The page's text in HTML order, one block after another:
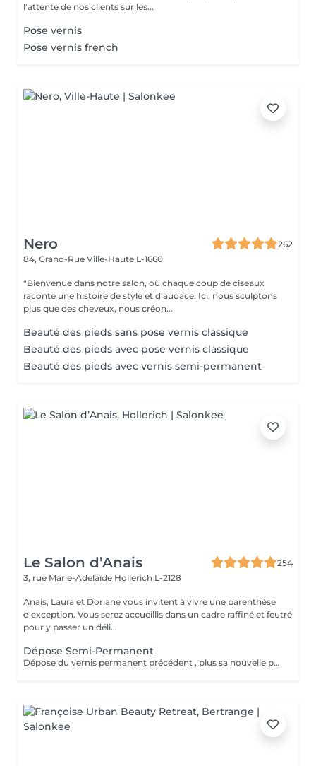
l'attente de nos clients sur les...
Pose vernis
Pose vernis french
Nero
262
84, Grand-Rue Ville-Haute L-1660
"Bienvenue dans notre salon, où chaque coup de ciseaux
raconte une histoire de style et d'audace. Ici, nous sculptons
plus que des cheveux, nous créon...
Beauté des pieds sans pose vernis classique
Beauté des pieds avec pose vernis classique
Beauté des pieds avec vernis semi-permanent
Le Salon d’Anais
254
3, rue Marie-Adelaïde Hollerich L-2128
Anais, Laura et Doriane vous invitent à vivre une parenthèse
d'exception. Vous serez accueillis dans un cadre raffiné et feutré
pour y passer un déli...
Dépose Semi-Permanent
Dépose du vernis permanent précédent , plus sa nouvelle pose de couleur. Votre vernis permanent sera retiré délicatement avec un produit spécifique pour ne pas abimer vos ongles.